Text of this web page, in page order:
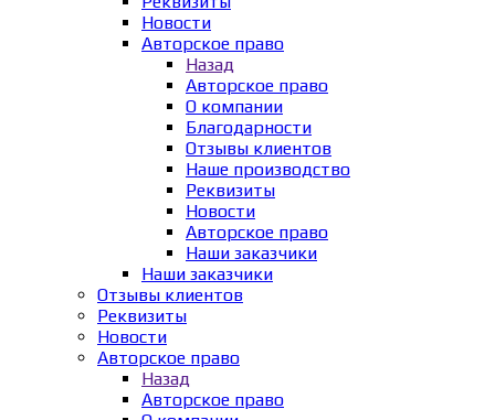
Новости
Авторское право
Назад
Авторское право
О компании
Благодарности
Отзывы клиентов
Наше производство
Реквизиты
Новости
Авторское право
Наши заказчики
Наши заказчики
Отзывы клиентов
Реквизиты
Новости
Авторское право
Назад
Авторское право